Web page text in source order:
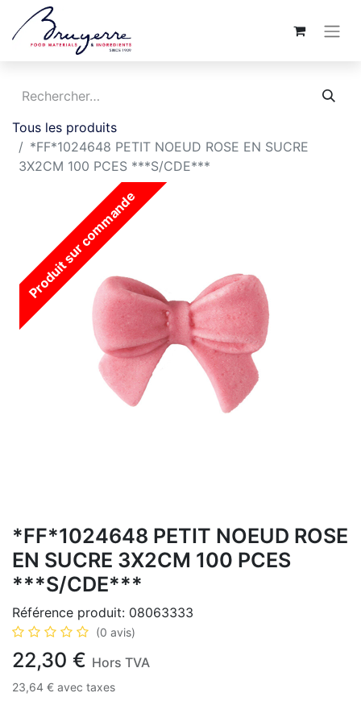
Tous les produits
*FF*1024648 PETIT NOEUD ROSE EN SUCRE
3X2CM 100 PCES ***S/CDE***
Produit sur commande
*FF*1024648 PETIT NOEUD ROSE
EN SUCRE 3X2CM 100 PCES
***S/CDE***
Référence produit: 08063333
(0 avis)
22,30 € Hors TVA
23,64 € avec taxes